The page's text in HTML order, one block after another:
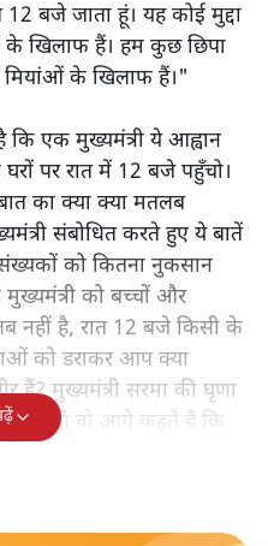
12 बजे जाता हूं। यह कोई मुद्दा
के खिलाफ हैं। हम कुछ छिपा
मियांओं के खिलाफ हैं।"
कि एक मुख्यमंत्री ये आह्वान
पर रात में 12 बजे पहुँचो।
का क्या क्या मतलब
संबोधित करते हुए ये बातें
को कितना नुकसान
को बच्चों और
नहीं है, रात 12 बजे किसी के
को डराकर आप क्या
हैं? मुख्यमंत्री सरमा की घृणा
रुकती वो आगे कहते हैं कि